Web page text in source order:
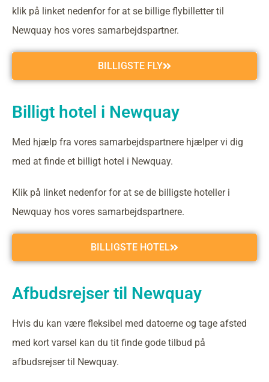
klik på linket nedenfor for at se billige flybilletter til
Newquay hos vores samarbejdspartner.
BILLIGSTE FLY
Billigt hotel i Newquay
Med hjælp fra vores samarbejdspartnere hjælper vi dig
med at finde et billigt hotel i Newquay.
Klik på linket nedenfor for at se de billigste hoteller i
Newquay hos vores samarbejdspartnere.
BILLIGSTE HOTEL
Afbudsrejser til Newquay
Hvis du kan være fleksibel med datoerne og tage afsted
med kort varsel kan du tit finde gode tilbud på
afbudsrejser til Newquay.